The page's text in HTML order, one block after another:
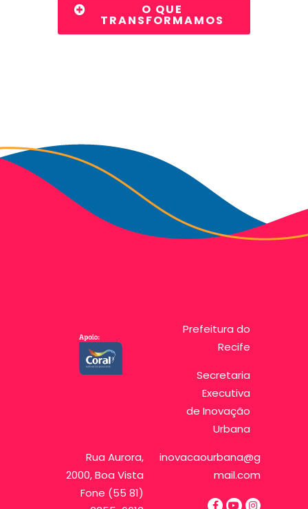
O QUE
TRANSFORMAMOS
Prefeitura do
Recife
Secretaria
Executiva
de Inovação
Urbana
Rua Aurora,
2000, Boa Vista
Fone (55 81)
inovacaourbana@g
mail.com